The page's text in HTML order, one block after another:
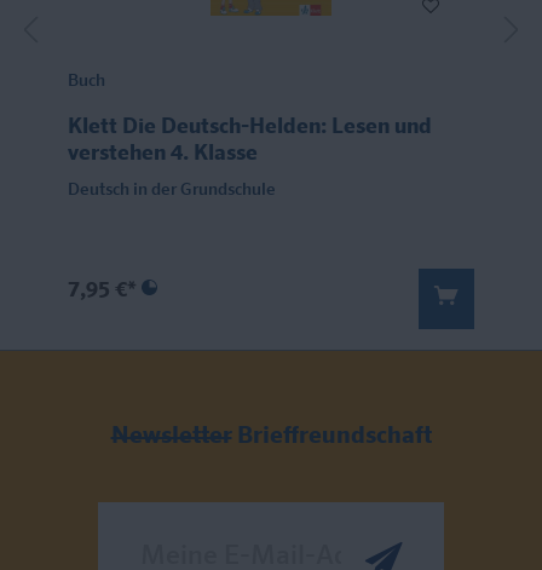
Buch
Klett Die Deutsch-Helden: Lesen und
verstehen 4. Klasse
Deutsch in der Grundschule
7,95 €*
Newsletter Brieffreundschaft